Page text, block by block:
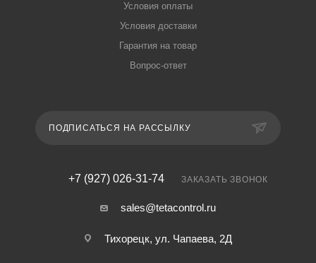
Условия оплаты
Условия доставки
Гарантия на товар
Вопрос-ответ
ПОДПИСАТЬСЯ НА РАССЫЛКУ
+7 (927) 026-31-74 ЗАКАЗАТЬ ЗВОНОК
sales@tetacontrol.ru
Тихорецк, ул. Чапаева, 2Д